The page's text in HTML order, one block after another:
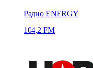
Радио ENERGY
104,2 FM